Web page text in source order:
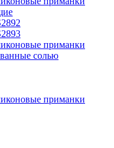
приманки
солью
приманки